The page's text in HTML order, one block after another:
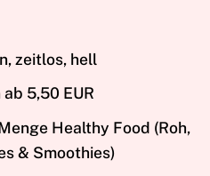
zeitlos, hell
ab 5,50 EUR
Healthy Food (Roh,
& Smoothies)